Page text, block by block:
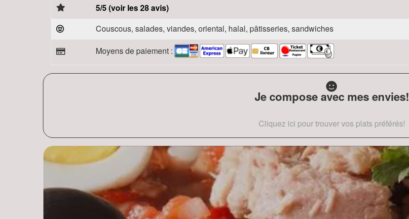
5/5 (voir les 28 avis)
Couscous, salades, viandes, oriental, halal, pâtisseries, sandwiches
Moyens de paiement :
Je compose avec mes envies!
Cliquez ici pour trouver vos plats préférés!